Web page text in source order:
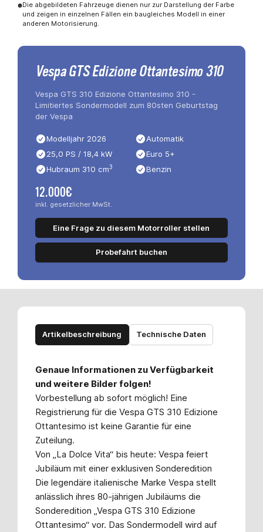
Die abgebildeten Fahrzeuge dienen nur zur Darstellung der Farbe
und zeigen in einzelnen Fällen ein baugleiches Modell in einer
anderen Motorisierung.
Vespa GTS Edizione Ottantesimo 310
Vespa GTS 310 Edizione Ottantesimo 310 -
Limitiertes Sondermodell zum 80sten Geburtstag
der Vespa
Modelljahr 2026
25,0 PS / 18,4 kW
Hubraum 310 cm3
Automatik
Euro 5+
Benzin
12.000€
inkl. gesetzlicher MwSt.
Eine Frage zu diesem Motorroller stellen
Probefahrt buchen
Artikelbeschreibung Technische Daten
Genaue Informationen zu Verfügbarkeit
und weitere Bilder folgen!
Vorbestellung ab sofort möglich! Eine
Registrierung für die Vespa GTS 310 Edizione
Ottantesimo ist keine Garantie für eine
Zuteilung.
Von „La Dolce Vita“ bis heute: Vespa feiert
Jubiläum mit einer exklusiven Sonderedition
Die legendäre italienische Marke Vespa stellt
anlässlich ihres 80-jährigen Jubiläums die
Sonderedition „Vespa GTS 310 Edizione
Ottantesimo“ vor. Das Sondermodell wird auf